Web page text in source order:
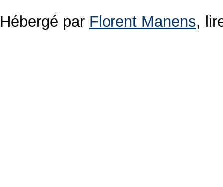
Hébergé par Florent Manens,